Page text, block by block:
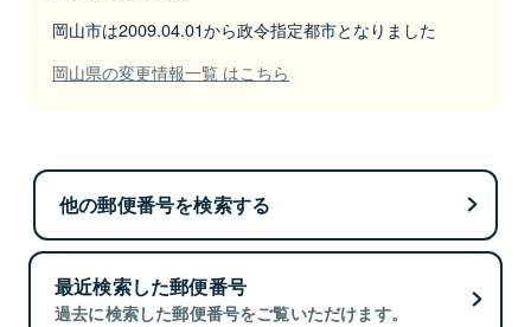
岡山市は2009.04.01から政令指定都市となりました
岡山県の変更情報一覧 はこちら
他の郵便番号を検索する
最近検索した郵便番号
過去に検索した郵便番号をご覧いただけます。